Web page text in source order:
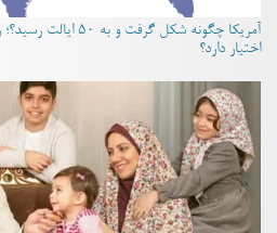
آمریکا چگونه شکل
اختیار دارد؟